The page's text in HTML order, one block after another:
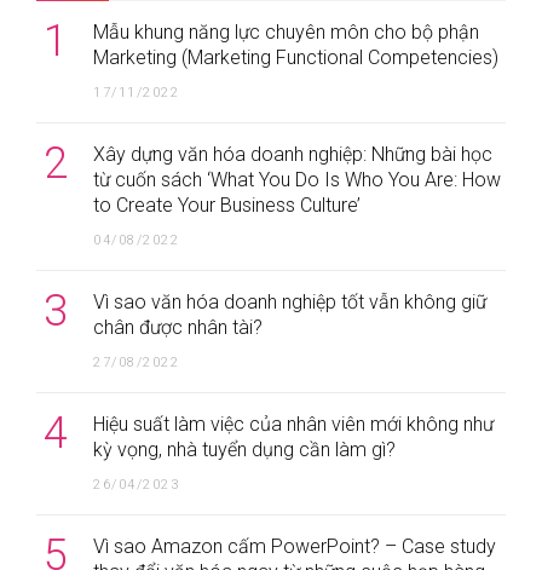
1
Mẫu khung năng lực chuyên môn cho bộ phận
Marketing (Marketing Functional Competencies)
17/11/2022
2
Xây dựng văn hóa doanh nghiệp: Những bài học
từ cuốn sách ‘What You Do Is Who You Are: How
to Create Your Business Culture’
04/08/2022
3
Vì sao văn hóa doanh nghiệp tốt vẫn không giữ
chân được nhân tài?
27/08/2022
4
Hiệu suất làm việc của nhân viên mới không như
kỳ vọng, nhà tuyển dụng cần làm gì?
26/04/2023
5
Vì sao Amazon cấm PowerPoint? – Case study